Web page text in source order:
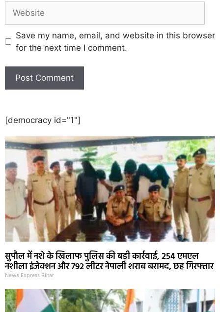
Save my name, email, and website in this browser
for the next time I comment.
[democracy id="1"]
सुपौल में नशे के खिलाफ पुलिस की बड़ी कार्रवाई, 254 एमएल
नशीला इंजेक्शन और 792 लीटर नेपाली शराब बरामद, छह गिरफ्तार
News Express Bihar